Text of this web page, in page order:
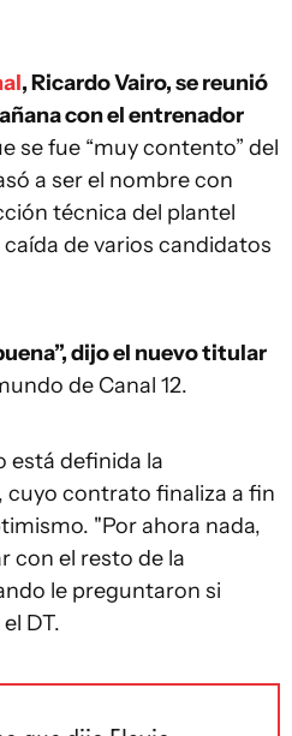
, Ricardo Vairo, se reunió
con el entrenador
se fue “muy contento” del
a ser el nombre con
técnica del plantel
de varios candidatos
dijo el nuevo titular
de Canal 12.
está definida la
contrato finaliza a fin
"Por ahora nada,
con el resto de la
le preguntaron si
DT.